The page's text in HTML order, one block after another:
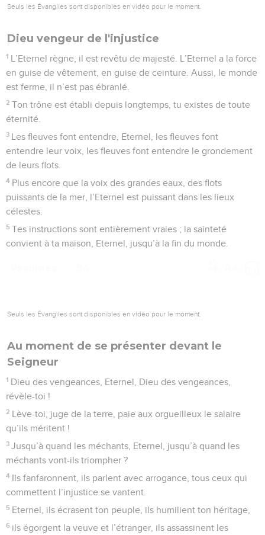
Seuls les Évangiles sont disponibles en vidéo pour le moment.
Dieu vengeur de l'injustice
1 L’Eternel règne, il est revêtu de majesté. L’Eternel a la force
en guise de vêtement, en guise de ceinture. Aussi, le monde
est ferme, il n’est pas ébranlé.
2 Ton trône est établi depuis longtemps, tu existes de toute
éternité.
3 Les fleuves font entendre, Eternel, les fleuves font
entendre leur voix, les fleuves font entendre le grondement
de leurs flots.
4 Plus encore que la voix des grandes eaux, des flots
puissants de la mer, l’Eternel est puissant dans les lieux
célestes.
5 Tes instructions sont entièrement vraies ; la sainteté
convient à ta maison, Eternel, jusqu’à la fin du monde.
Seuls les Évangiles sont disponibles en vidéo pour le moment.
Au moment de se présenter devant le
Seigneur
1 Dieu des vengeances, Eternel, Dieu des vengeances,
révèle-toi !
2 Lève-toi, juge de la terre, paie aux orgueilleux le salaire
qu’ils méritent !
3 Jusqu’à quand les méchants, Eternel, jusqu’à quand les
méchants vont-ils triompher ?
4 Ils fanfaronnent, ils parlent avec arrogance, tous ceux qui
commettent l’injustice se vantent.
5 Eternel, ils écrasent ton peuple, ils humilient ton héritage,
6 ils égorgent la veuve et l’étranger, ils assassinent les